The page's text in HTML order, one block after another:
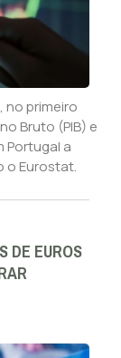
no primeiro
Bruto (PIB) e
Portugal a
o Eurostat.
DE EUROS